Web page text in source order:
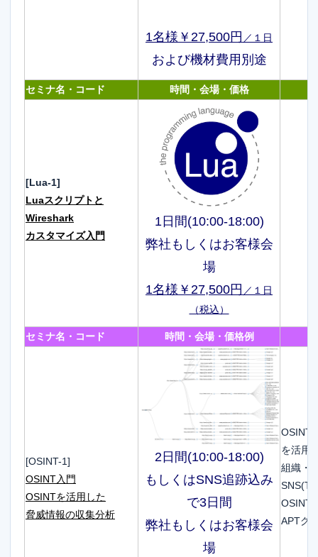
1名様￥27,500円 ／１日
および機材費用別途
セミナ名・コード 時間・会場・価格
[Lua-1]
Luaスクリプトと
Wireshark
カスタマイズ入門
1日間(10:00-18:00)
弊社もしくはお客様会
場
1名様￥27,500円 ／１日
（税込）
セミナ名・コード 時間・会場・価格例
[OSINT-1]
OSINT入門
OSINTを活用した
脅威情報の収集分析
2日間(10:00-18:00)
もしくはSNS追跡込み
で3日間
弊社もしくはお客様会
場
OSINT(
を活用
組織・
OSINT
APTグ